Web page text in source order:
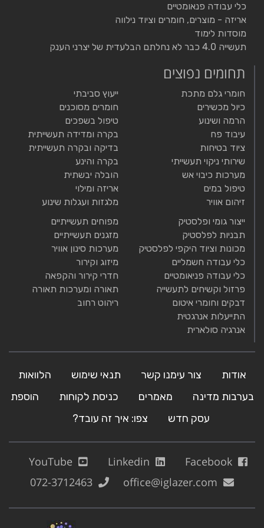
שומנים קשים על בסיס מים להמסת שומנים קשים. אינו פוגע
במתכות גומי וצבע ידידותי לסביבה ולמשתמש לניקוי בחדרים
סגורים מקט – VLM01055 Green Life – 70 ממיס שומנים
קשים על בסיס מים נוזל שקוף ללא ריח וצבע להמסת
במתכות גומי וצבע ידידותי לסביבה ולמשתמש Vlm+ 01270
תרסיסים לתעשייה ומזון
שמנים, גריז, סיכה ושימור
שמני ממסרה על בסיס מינראלי
שמני ממסרה על בסיס סינטטי
שמנים הידראוליים
שמנים למדחסי אוויר
שמנים לשרשראות
שמני טקסטיל
משחות סיכה רב שימושיות מאיכות גבוהה
משחות סיכה לטמפרטורה גבוהה
משחות סיכה לטמפרטורה נמוכה
משחות סיכה לממסרות פתוחות ולכבלים
משחות סיכה לתעשיות המזון, המשקאות והתרופות
משחות למניעת היתפסות ותרסיסים
שמני סילוקן מיוחדים
מוצרי טיפוח לעובד
כלי עבודה פנאומטיים
אריזה - מוצרים, חומרים וציוד נילווה
מוסדות לימוד
תעשייה 4.0 כבר לא נחלתם הבלעדית של יצרני הענק
תחומים נפוצים
חומרי גלם מתכת
כיול מכשירים
הרמה ושינוע
עיבוד פח
ציוד בטיחות
שירותי ניקוי תעשייתי
מערכות כיבוי אש
טיפול במים
זיהום אוויר
ייעוץ סביבתי
חומרים מסוכנים
טיפול בשפכים
בקרה ומדידה תעשייתית
בדיקה ובקרה תעשייתית
בקרה והינע
הובלה יבשתית
אריזה ומילוי
מלגזות ועגלות שינוע
ייצור גומי ופלסטיק
תבניות לפלסטיק
מכונות וציוד היקפי לפלסטיק
כלי עבודה חשמליים
כלי עבודה פניאומטיים
פרזול וקשיחים לתעשייה
דבקים וחומרי איטום
התייעלות אנרגטית
אנרגיה סולארית
מפוחים תעשייתיים
מזגנים תעשייתיים
מערכות סינון אוויר
מיזוג וקירור
חדרי קירור והקפאה
תאורה ומערכות תאורה
ריהוט רחוב
אודות צור עימנו קשר תנאי שימוש
הלוואות
בערבות מדינה
מאמרים כניסת לקוחות
הוספת
עסק חדש
צפו: איך זה עובד?
Facebook